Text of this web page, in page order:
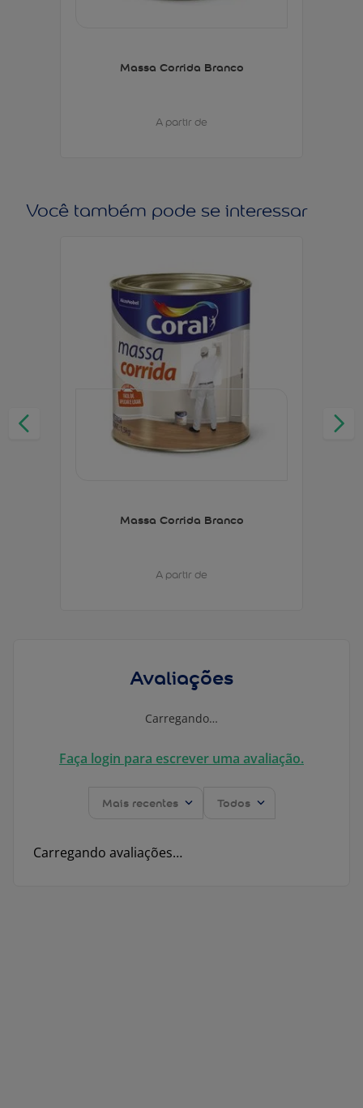
Massa Corrida Branco
A partir de
Você também pode se interessar
Massa Corrida Branco
A partir de
Avaliações
Carregando…
Faça login para escrever uma avaliação.
Mais recentes Todos
Carregando avaliações…